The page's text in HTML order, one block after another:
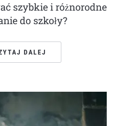
szybkie i różnorodne
do szkoły?
DALEJ